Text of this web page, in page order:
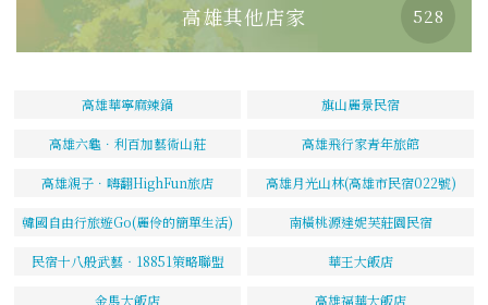
高雄其他店家 528
高雄華寧麻辣鍋 旗山麗景民宿
高雄六龜．利百加藝術山莊 高雄飛行家青年旅館
高雄親子．嗨翻HighFun旅店 高雄月光山林(高雄市民宿022號)
韓國自由行旅遊Go(麗伶的簡單生活) 南橫桃源達妮芙莊園民宿
民宿十八般武藝‧18851策略聯盟 華王大飯店
金馬大飯店 高雄福華大飯店